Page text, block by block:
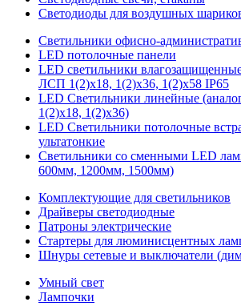
Светодиоды для воздушных
Светильники офисно-
LED потолочные панели
LED светильники
ЛСП 1(2)х18, 1(2)х36, 1(2)х58 IP65
LED Светильники линейные
1(2)х18, 1(2)х36)
LED Светильники потолочные
ультатонкие
Светильники со сменными LED
600мм, 1200мм, 1500мм)
Комплектующие для светильников
Драйверы светодиодные
Патроны электрические
Стартеры для люминисцентных
Шнуры сетевые и выключатели
Умный свет
Лампочки